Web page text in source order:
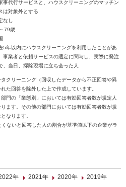
事代行サービスと、ハウスクリーニングのマッチン
は対象外とする
なし
79歳
5年以内にハウスクリーニングを利用したことがあ
事業者と依頼サービスの選定に関与し、実際に発注
、当日、掃除現場に立ち会った人
クリーニング（回収したデータから不正回答や異
た回答を除外した上で作成しています。
門の「業態別」においては有効回答者数が規定人
ます。その他の部門においては有効回答者数が規
なります。
ないと回答した人の割合が基準値以下の企業がラ
年 2021年 2020年
2019年